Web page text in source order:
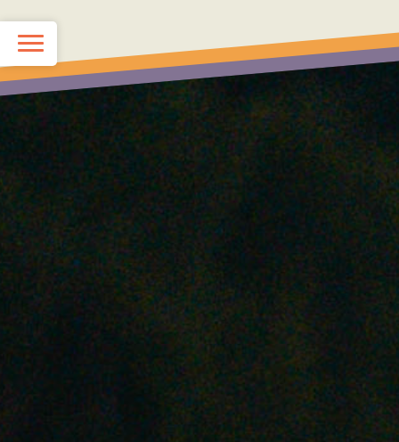
TOP
KIDS School
JUNIOR School
最新情報（ブログ）
スタッフ紹介
お問い合わせ